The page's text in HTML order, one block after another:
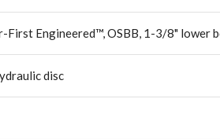
First Engineered™, OSBB, 1-3/8" lower
disc